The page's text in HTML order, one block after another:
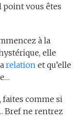
point vous êtes
à la
elle
relationet qu’elle
faites comme si
Bref ne rentrez